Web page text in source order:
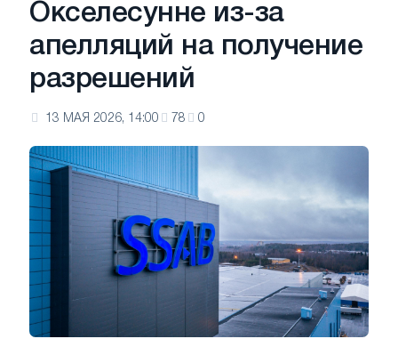
Окселесунне из-за
апелляций на получение
разрешений
13 МАЯ 2026, 14:00 78 0